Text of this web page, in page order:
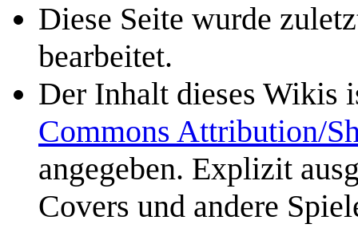
Diese Seite wurde
bearbeitet.
Der Inhalt dieses Wikis
Commons Attribution/
angegeben. Explizit
Covers und andere